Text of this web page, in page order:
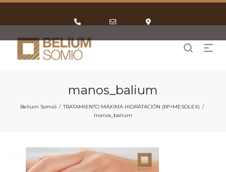
manos_balium
Belium Somió / TRATAMIENTO MÁXIMA HIDRATACIÓN (RF+MESOLEX) /
manos_balium
for
calling